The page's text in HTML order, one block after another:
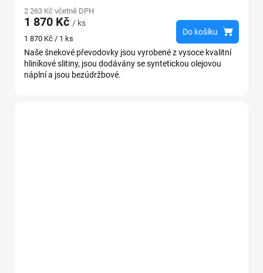
2 263 Kč včetně DPH
1 870 Kč / ks
Měrná
cena:
1 870 Kč / 1 ks
Do košíku
Naše šnekové převodovky jsou vyrobené z vysoce kvalitní
hliníkové slitiny, jsou dodávány se syntetickou olejovou
náplní a jsou bezúdržbové.